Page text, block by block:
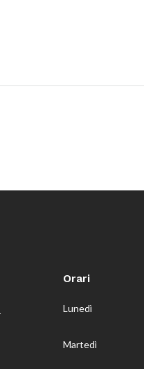
Orari
Lunedì
Martedì